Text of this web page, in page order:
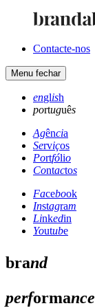
Contacte-nos
Menu fechar
english
português
Agência
Serviços
Portfólio
Contactos
Facebook
Instagram
Linkedin
Youtube
brand
performance